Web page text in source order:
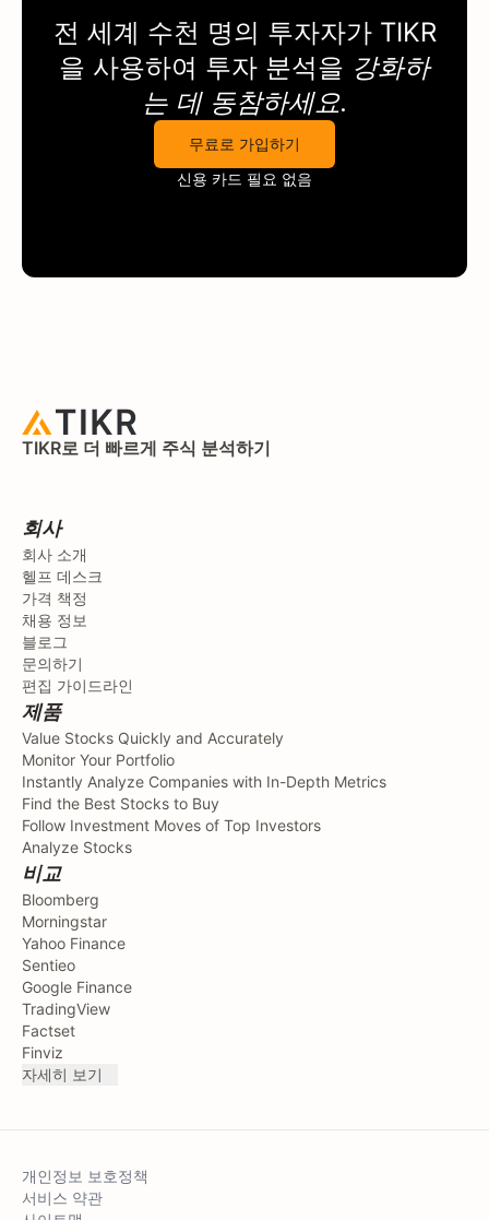
전 세계 수천 명의 투자자가 TIKR
을 사용하여 투자 분석을 강화하
는 데 동참하세요.
무료로 가입하기
신용 카드 필요 없음
TIKR로 더 빠르게 주식 분석하기
회사
회사 소개
헬프 데스크
가격 책정
채용 정보
블로그
문의하기
편집 가이드라인
제품
Value Stocks Quickly and Accurately
Monitor Your Portfolio
Instantly Analyze Companies with In-Depth Metrics
Find the Best Stocks to Buy
Follow Investment Moves of Top Investors
Analyze Stocks
비교
Bloomberg
Morningstar
Yahoo Finance
Sentieo
Google Finance
TradingView
Factset
Finviz
자세히 보기
개인정보 보호정책
서비스 약관